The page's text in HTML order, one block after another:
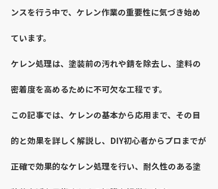
ンスを行う中で、ケレン作業の重要性に気づき始め
ています。
ケレン処理は、塗装前の汚れや錆を除去し、塗料の
密着度を高めるために不可欠な工程です。
この記事では、ケレンの基本から応用まで、その目
的と効果を詳しく解説し、DIY初心者からプロまでが
正確で効果的なケレン処理を行い、耐久性のある塗